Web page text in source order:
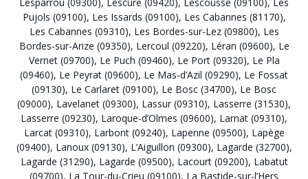
Lesparrou (09300), Lescure (09420), Lescousse (09100), Les
Pujols (09100), Les Issards (09100), Les Cabannes (81170),
Les Cabannes (09310), Les Bordes-sur-Lez (09800), Les
Bordes-sur-Arize (09350), Lercoul (09220), Léran (09600), Le
Vernet (09700), Le Puch (09460), Le Port (09320), Le Pla
(09460), Le Peyrat (09600), Le Mas-d’Azil (09290), Le Fossat
(09130), Le Carlaret (09100), Le Bosc (34700), Le Bosc
(09000), Lavelanet (09300), Lassur (09310), Lasserre (31530),
Lasserre (09230), Laroque-d’Olmes (09600), Larnat (09310),
Larcat (09310), Larbont (09240), Lapenne (09500), Lapège
(09400), Lanoux (09130), L’Aiguillon (09300), Lagarde (32700),
Lagarde (31290), Lagarde (09500), Lacourt (09200), Labatut
(09700), La Tour-du-Crieu (09100), La Bastide-sur-l’Hers